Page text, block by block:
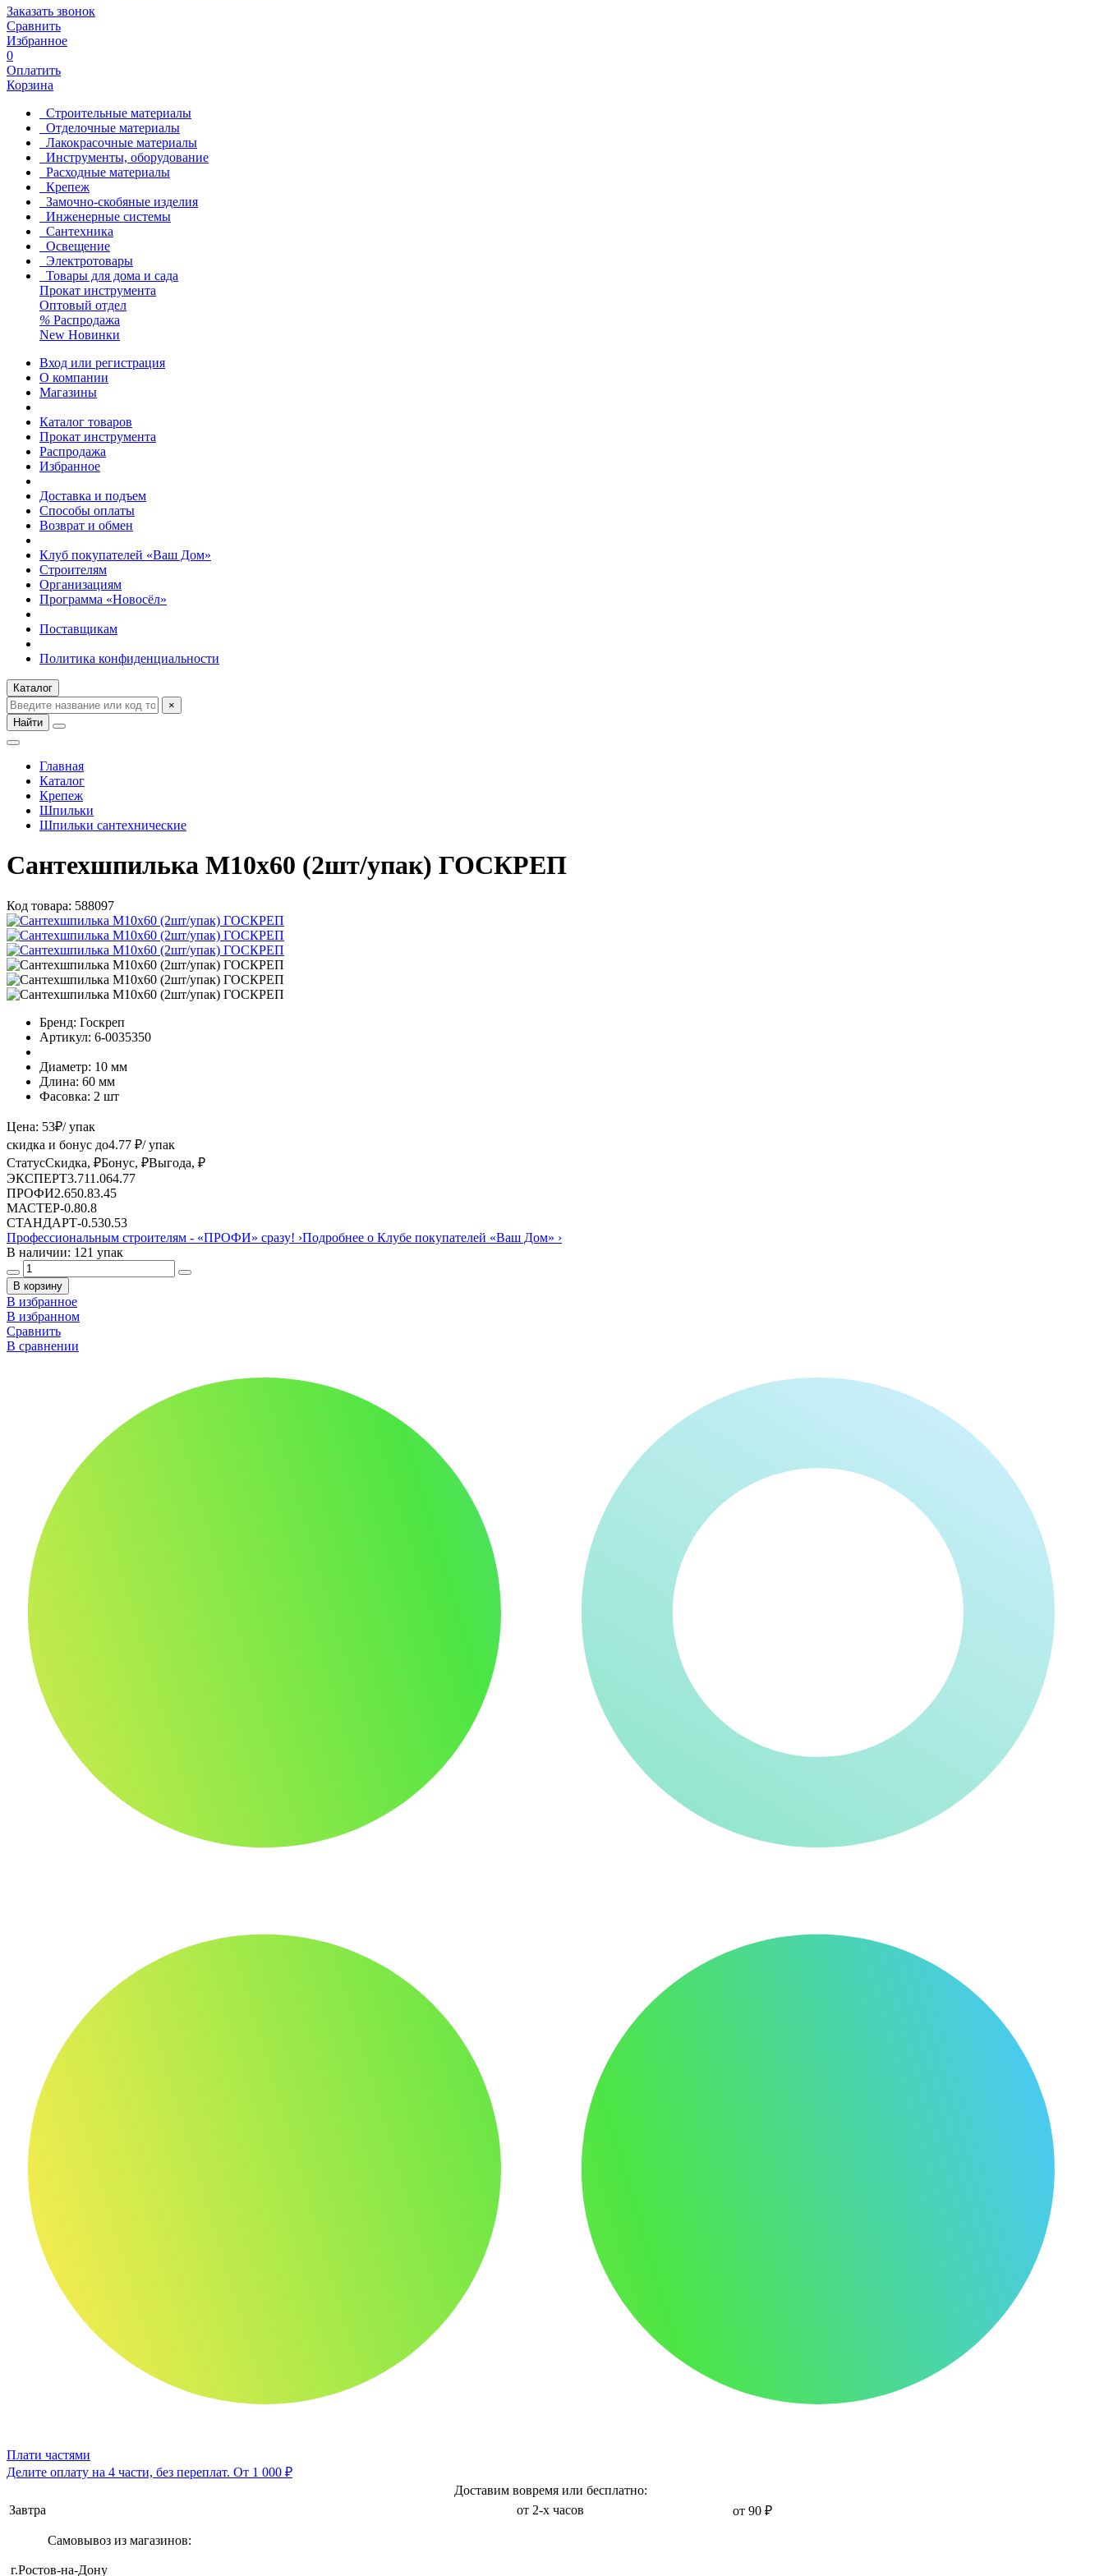
Заказать звонок
Сравнить
Избранное
0
Оплатить
Корзина
Строительные материалы
Отделочные материалы
Лакокрасочные материалы
Инструменты, оборудование
Расходные материалы
Крепеж
Замочно-скобяные изделия
Инженерные системы
Сантехника
Освещение
Электротовары
Товары для дома и сада
Прокат инструмента
Оптовый отдел
% Распродажа
New Новинки
Вход или регистрация
О компании
Магазины
Каталог товаров
Прокат инструмента
Распродажа
Избранное
Доставка и подъем
Способы оплаты
Возврат и обмен
Клуб покупателей «Ваш Дом»
Строителям
Организациям
Программа «Новосёл»
Поставщикам
Политика конфиденциальности
Каталог
×
Найти
Главная
Каталог
Крепеж
Шпильки
Шпильки сантехнические
Сантехшпилька М10х60 (2шт/упак) ГОСКРЕП
Код товара: 588097
Бренд: Госкреп
Артикул: 6-0035350
Диаметр: 10 мм
Длина: 60 мм
Фасовка: 2 шт
Цена: 53₽/ упак
скидка и бонус до4.77 ₽/ упак
СтатусСкидка, ₽Бонус, ₽Выгода, ₽
ЭКСПЕРТ3.711.064.77
ПРОФИ2.650.83.45
МАСТЕР-0.80.8
СТАНДАРТ-0.530.53
Профессиональным строителям - «ПРОФИ» сразу! ›Подробнее о Клубе покупателей «Ваш Дом» ›
В наличии: 121 упак
В корзину
В избранное
В избранном
Сравнить
В сравнении
Плати частями
Делите оплату на 4 части, без переплат. От 1 000 ₽
Доставим вовремя или бесплатно:
Завтра
от 2-х часов от 90 ₽
Самовывоз из магазинов:
г.Ростов-на-Дону